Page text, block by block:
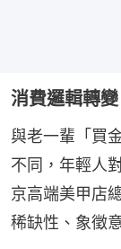
消費邏輯轉變
與老一輩「買
不同，年輕人
京高端美甲店
稀缺性、象徵